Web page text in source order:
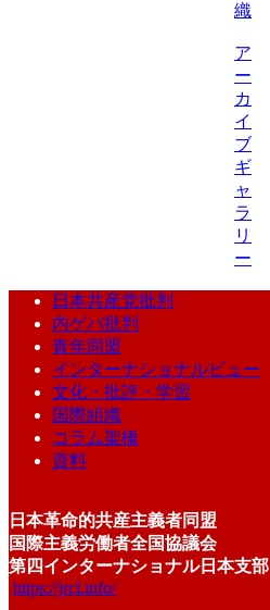
織
ア
ー
カ
イ
ブ
ギ
ャ
ラ
リ
ー
日本共産党批判
内ゲバ批判
青年同盟
インターナショナルビュー
文化・批評・学習
国際組織
コラム架橋
資料
日本革命的共産主義者同盟
国際主義労働者全国協議会
第四インターナショナル日本支部
https://jrcl.info/